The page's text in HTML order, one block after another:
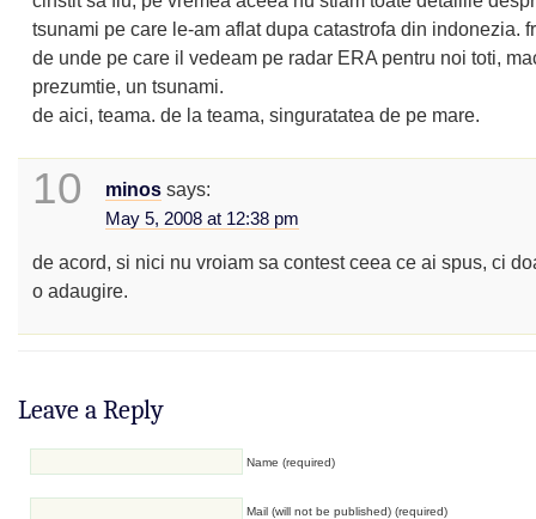
tsunami pe care le-am aflat dupa catastrofa din indonezia.
de unde pe care il vedeam pe radar ERA pentru noi toti,
prezumtie, un tsunami.
de aici, teama. de la teama, singuratatea de pe mare.
10 minos says:
May 5, 2008 at 12:38 pm
de acord, si nici nu vroiam sa contest ceea ce ai spus, ci
o adaugire.
Leave a Reply
Name (required)
Mail (will not be published) (required)